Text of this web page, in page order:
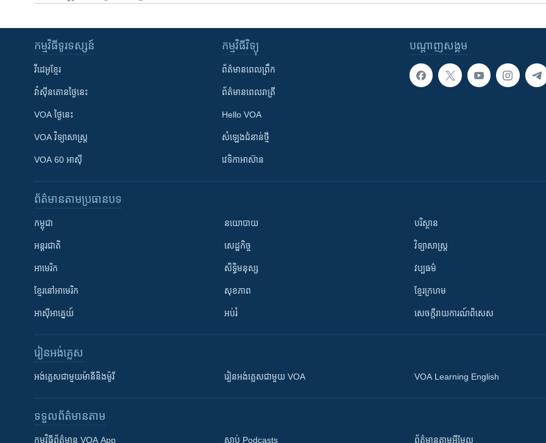
បណ្តាញ​សង្គម
កម្មវិធី​ទូរទស្សន៍
វីដេអូ​ខ្មែរ
វ៉ាស៊ីនតោន​ថ្ងៃ​នេះ
VOA ថ្ងៃនេះ
VOA ​វិទ្យាសាស្ត្រ
VOA 60 អាស៊ី
កម្មវិធី​វិទ្យុ
ព័ត៌មាន​ពេល​ព្រឹក
ព័ត៌មាន​​ពេល​រាត្រី
Hello VOA
សំឡេង​ជំនាន់​ថ្មី
វេទិកា​អាស៊ាន
ព័ត៌មាន​តាមប្រធានបទ​
កម្ពុជា
អន្តរជាតិ
អាមេរិក
ខ្មែរ​នៅអាមេរិក
អាស៊ីអាគ្នេយ៍
នយោបាយ
សេដ្ឋកិច្ច
សិទ្ធិមនុស្ស
សុខភាព
អប់រំ
បរិស្ថាន
វិទ្យាសាស្រ្ត
វប្បធម៌
ខ្មែរក្រហម
សេចក្តីរាយការណ៍ពិសេស
រៀន​​អង់គ្លេស
អង់គ្លេស​ជាមួយ​ម៉ានី​និង​ម៉ូរី រៀន​​​​​​អង់គ្លេស​​ជាមួយ VOA VOA Learning English
ទទួល​ព័ត៌មាន​តាម
កម្មវិធី​ព័ត៌មាន VOA App ស្តាប់ Podcasts ព័ត៌មាន​តាម​អ៊ីមែល